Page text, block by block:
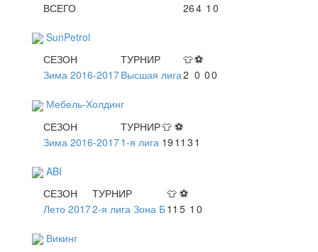
ВСЕГО 264 1 0
SunPetrol
СЕЗОН
ТУРНИР 👕⚽
Зима 2016-2017Высшая лига2 0 00
Мебель-Холдинг
СЕЗОН
ТУРНИР👕 ⚽
Зима 2016-20171-я лига 19 11 3 1
ABI
СЕЗОН
ТУРНИР 👕 ⚽
Лето 20172-я лига Зона Б11 5 1 0
Викинг